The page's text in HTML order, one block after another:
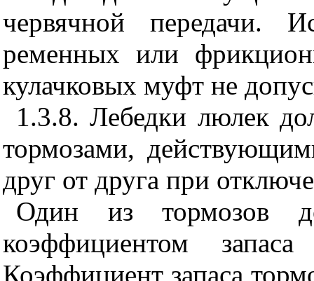
червячной передачи.
ременных или
кулачковых муфт не
1.3.8. Лебедки люлек
тормозами,
друг от друга при
Один из тормозов
коэффициентом
Коэффициент запаса